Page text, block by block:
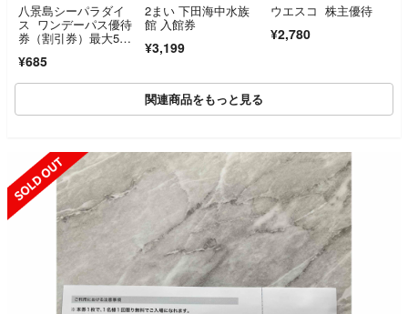
八景島シーパラダイ
ス ワンデーパス優待
券（割引券）最大5名
¥685
2まい 下田海中水族
館 入館券
¥3,199
ウエスコ 株主優待
¥2,780
関連商品をもっと見る
SOLD OUT